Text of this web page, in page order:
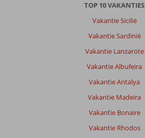
TOP 10 VAKANTIES
Vakantie Sicilië
Vakantie Sardinië
Vakantie Lanzarote
Vakantie Albufeira
Vakantie Antalya
Vakantie Madeira
Vakantie Bonaire
Vakantie Rhodos